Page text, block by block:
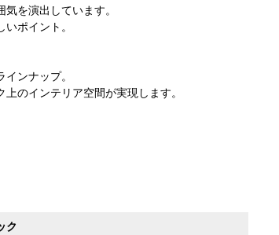
を演出しています。
ポイント。
ンナップ。
のインテリア空間が実現します。
ク